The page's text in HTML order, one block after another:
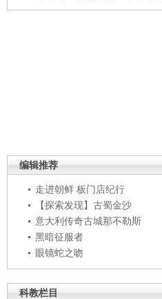
编辑推荐
走进朝鲜 板门店纪行
【探索发现】古蜀金沙
意大利传奇古城那不勒斯
黑暗征服者
眼镜蛇之吻
科教栏目